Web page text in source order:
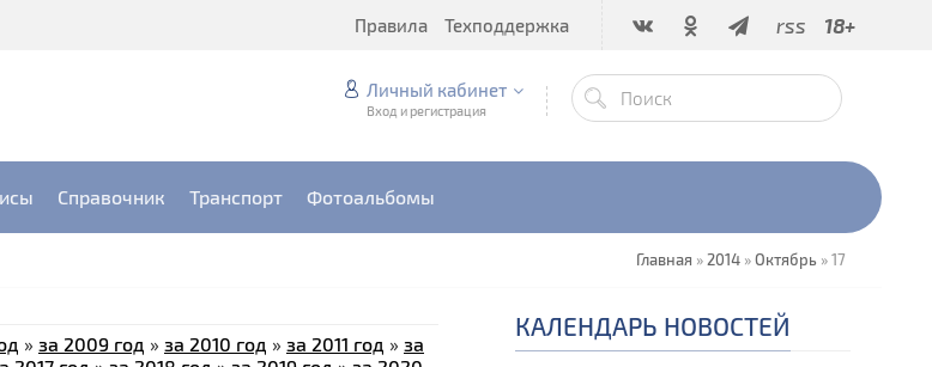
rss 18+
Правила Техподдержка
Личный кабинет
Вход и регистрация
Справочник Транспорт Фотоальбомы
Главная » 2014 »Октябрь »17
» за 2009 год » за 2010 год » за 2011 год » за
КАЛЕНДАРЬ НОВОСТЕЙ